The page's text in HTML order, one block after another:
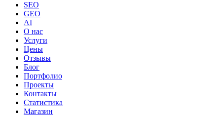
SEO
GEO
AI
О нас
Услуги
Цены
Отзывы
Блог
Портфолио
Проекты
Контакты
Статистика
Магазин